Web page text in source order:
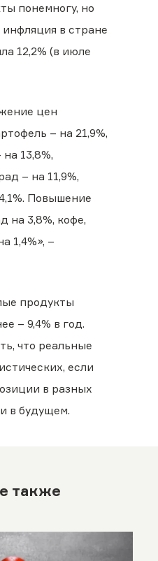
понемногу, но
в стране
12,2% (в июле
цен
– на 21,9%,
13,8%,
– на 11,9%,
Повышение
на 3,8%, кофе,
1,4%», –
продукты
– 9,4% в год.
что реальные
если
в разных
в будущем.
также